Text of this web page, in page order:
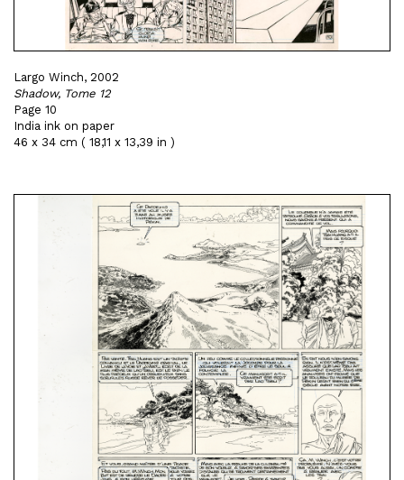
Largo Winch, 2002
Shadow, Tome 12
Page 10
India ink on paper
46 x 34 cm ( 18,11 x 13,39 in )